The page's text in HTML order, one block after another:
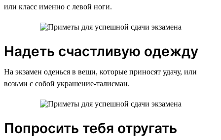
или класс именно с левой ноги.
Надеть счастливую одежду
На экзамен оденься в вещи, которые приносят удачу, или
возьми с собой украшение-талисман.
Попросить тебя отругать